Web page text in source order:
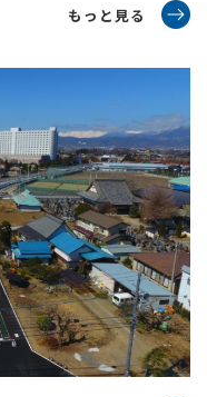
もっと見る